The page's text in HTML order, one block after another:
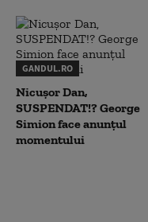
GANDUL.RO
Nicușor Dan,
SUSPENDAT!? George
Simion face anunțul
momentului